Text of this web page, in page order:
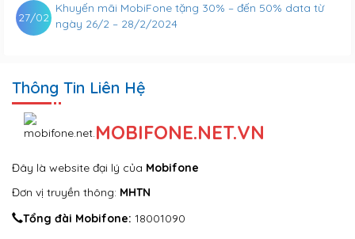
Khuyến mãi MobiFone tặng 30% – đến 50% data từ
ngày 26/2 – 28/2/2024
27/02
Thông Tin Liên Hệ
MOBIFONE.NET.VN
Đây là website đại lý của Mobifone
Đơn vị truyền thông: MHTN
Tổng đài Mobifone: 18001090